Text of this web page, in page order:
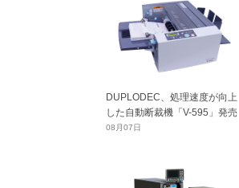
DUPLODEC、処理速度が向上
した自動断裁機「V-595」発売
08月07日